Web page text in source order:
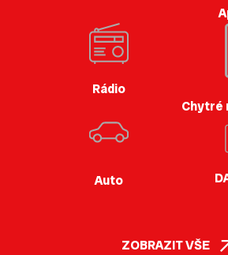
Rádio
Chytré
Auto
ZOBRAZIT VŠE